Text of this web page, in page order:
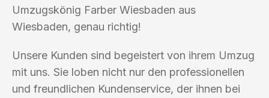
Umzugskönig Farber Wiesbaden aus
Wiesbaden, genau richtig!
Unsere Kunden sind begeistert von ihrem Umzug
mit uns. Sie loben nicht nur den professionellen
und freundlichen Kundenservice, der ihnen bei